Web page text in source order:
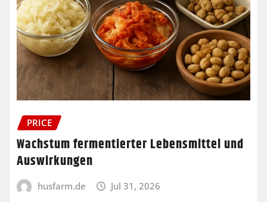
PRICE
Wachstum fermentierter Lebensmittel und
Auswirkungen
husfarm.de Jul 31, 2026